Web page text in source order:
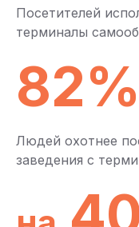
Посетителей
терминалы
82%
Людей охотнее
заведения с